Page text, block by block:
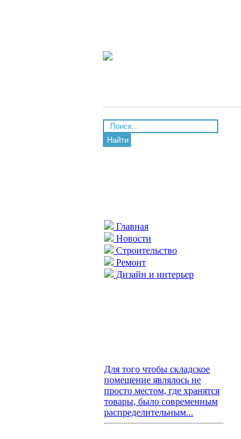
Найти
Главная
Новости
Строительство
Ремонт
Дизайн и интерьер
Для того чтобы складское
помещение являлось не
просто местом, где хранятся
товары, было современным
распределительным...